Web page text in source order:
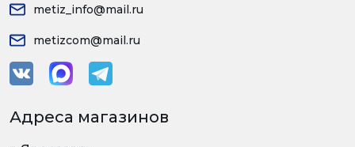
metiz_info@mail.ru
metizcom@mail.ru
Адреса магазинов